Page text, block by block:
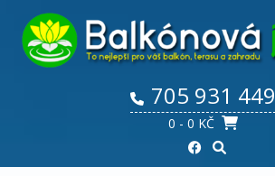
content
705 931 449
0 - 0 KČ